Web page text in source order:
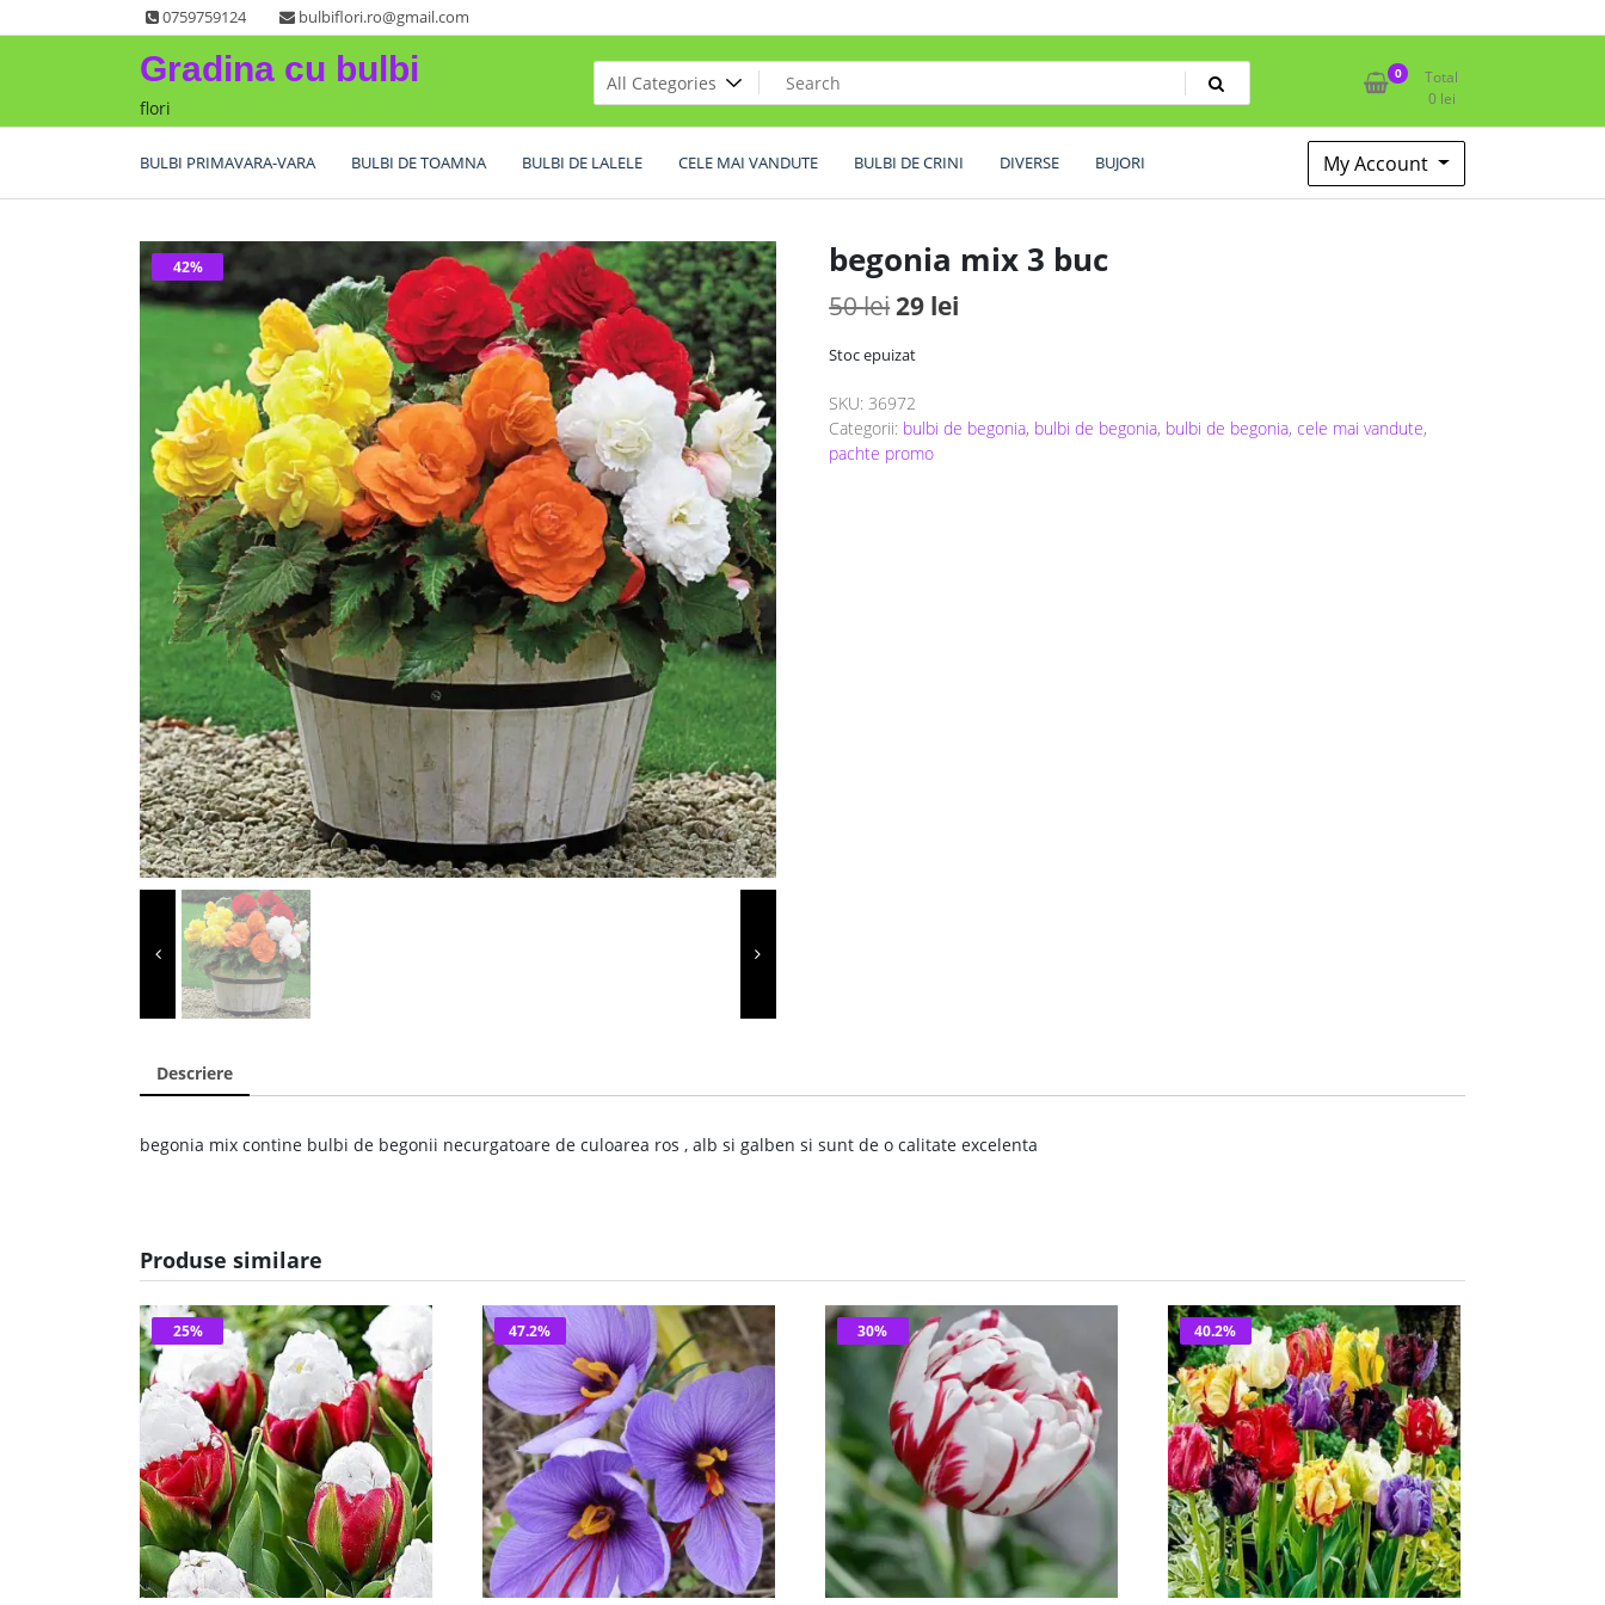
to
0759759124 bulbiflori.ro@gmail.com
Gradina cu bulbi
flori
0
Total
0 lei
BULBI PRIMAVARA-VARA BULBI DE TOAMNA BULBI DE LALELE CELE MAI VANDUTE BULBI DE CRINI DIVERSE BUJORI My Account
42% begonia mix 3 buc
50leiPrețul
inițial
fost:
50 lei.
29 lei
29 lei.
Stoc epuizat
SKU:36972
Categorii: bulbi de begonia, bulbi de begonia, bulbi de begonia,cele mai vandute,
pachte promo
Descriere
begonia mix contine bulbi de begonii necurgatoare de culoarea ros , alb si galben si sunt de o calitate excelenta
Produse similare
25% 47.2% 30% 40.2%